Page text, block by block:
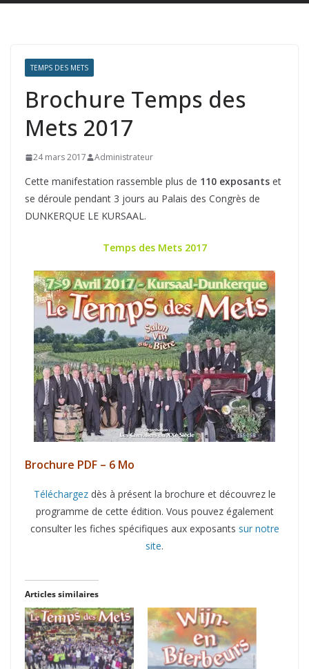
TEMPS DES METS
Brochure Temps des
Mets 2017
24 mars 2017 Administrateur
Cette manifestation rassemble plus de 110 exposants et
se déroule pendant 3 jours au Palais des Congrès de
DUNKERQUE LE KURSAAL.
Temps des Mets 2017
Brochure PDF – 6 Mo
Téléchargezdès à présent la brochure et découvrez le
programme de cette édition. Vous pouvez également
consulter les fiches spécifiques aux exposants sur notre
site.
Articles similaires